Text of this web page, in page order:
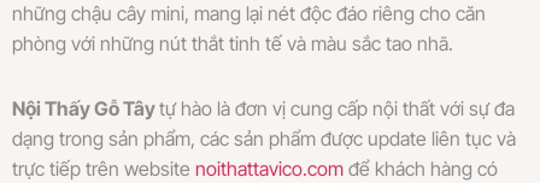
những chậu cây mini, mang lại nét độc đáo riêng cho căn
phòng với những nút thắt tinh tế và màu sắc tao nhã.
Nội Thấy Gỗ Tâytự hào là đơn vị cung cấp nội thất với sự đa
dạng trong sản phẩm, các sản phẩm được update liên tục và
trực tiếp trên website noithattavico.com để khách hàng có